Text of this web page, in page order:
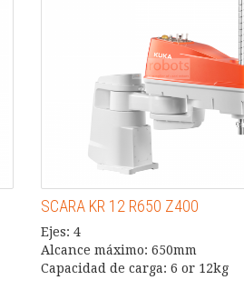
SCARA KR 12 R650 Z400
Ejes: 4
Alcance máximo: 650mm
Capacidad de carga: 6 or 12kg